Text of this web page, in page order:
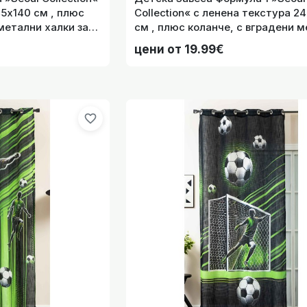
см , плюс
халки за
007
Collection« с ленена текстура
см , плюс коланче, с вградени
халки за тръбен корниз, код-
003
цени от 19.99€
favorite_border
метални халки за
метални халки за